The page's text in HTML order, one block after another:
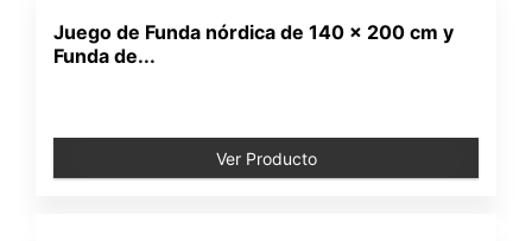
Juego de Funda nórdica de 140 x 200 cm y
Funda de...
Ver Producto